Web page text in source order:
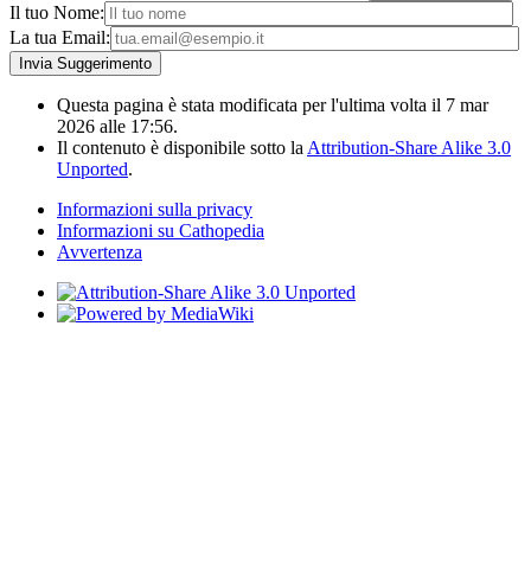
Il tuo Nome:
La tua Email:
Questa pagina è stata modificata per l'ultima volta il 7 mar
2026 alle 17:56.
Il contenuto è disponibile sotto la Attribution-Share Alike 3.0
Unported.
Informazioni sulla privacy
Informazioni su Cathopedia
Avvertenza